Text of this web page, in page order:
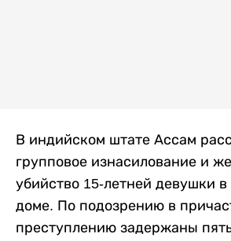
В индийском штате Ассам
групповое изнасилование и
убийство 15-летней девушки в
доме. По подозрению в
преступлению задержаны